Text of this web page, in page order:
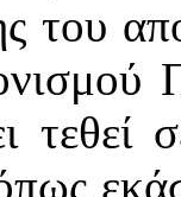
του
τεθεί